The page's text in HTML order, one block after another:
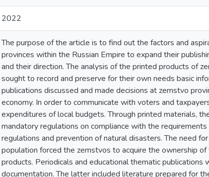
2022
The purpose of the article is to find out the factors and
provinces within the Russian Empire to expand their
and their direction. The analysis of the printed products of
sought to record and preserve for their own needs basic
publications discussed and made decisions at zemstvo
economy. In order to communicate with voters and
expenditures of local budgets. Through printed materials,
mandatory regulations on compliance with the
regulations and prevention of natural disasters. The need
population forced the zemstvos to acquire the ownership
products. Periodicals and educational thematic
documentation. The latter included literature prepared for